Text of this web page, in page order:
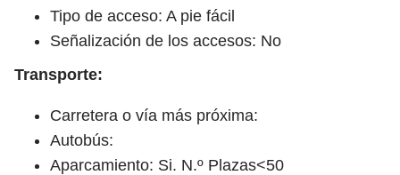
Tipo de acceso: A pie fácil
Señalización de los accesos: No
Transporte:
Carretera o vía más próxima:
Autobús:
Aparcamiento: Si. N.º Plazas<50